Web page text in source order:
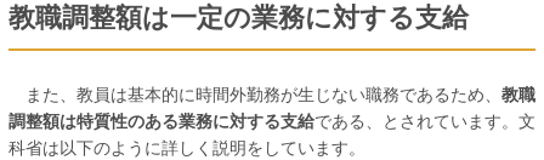
教職調整額は一定の業務に対する支給
また、教員は基本的に時間外勤務が生じない職務であるため、 教職
調整額は特質性のある業務に対する支給である、とされています。文
科省は以下のように詳しく説明をしています。